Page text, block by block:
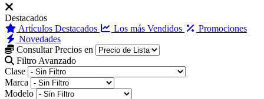
Destacados
Artículos Destacados
Los más Vendidos
Promociones
Novedades
Consultar Precios en
Filtro Avanzado
Clase
Marca
Modelo